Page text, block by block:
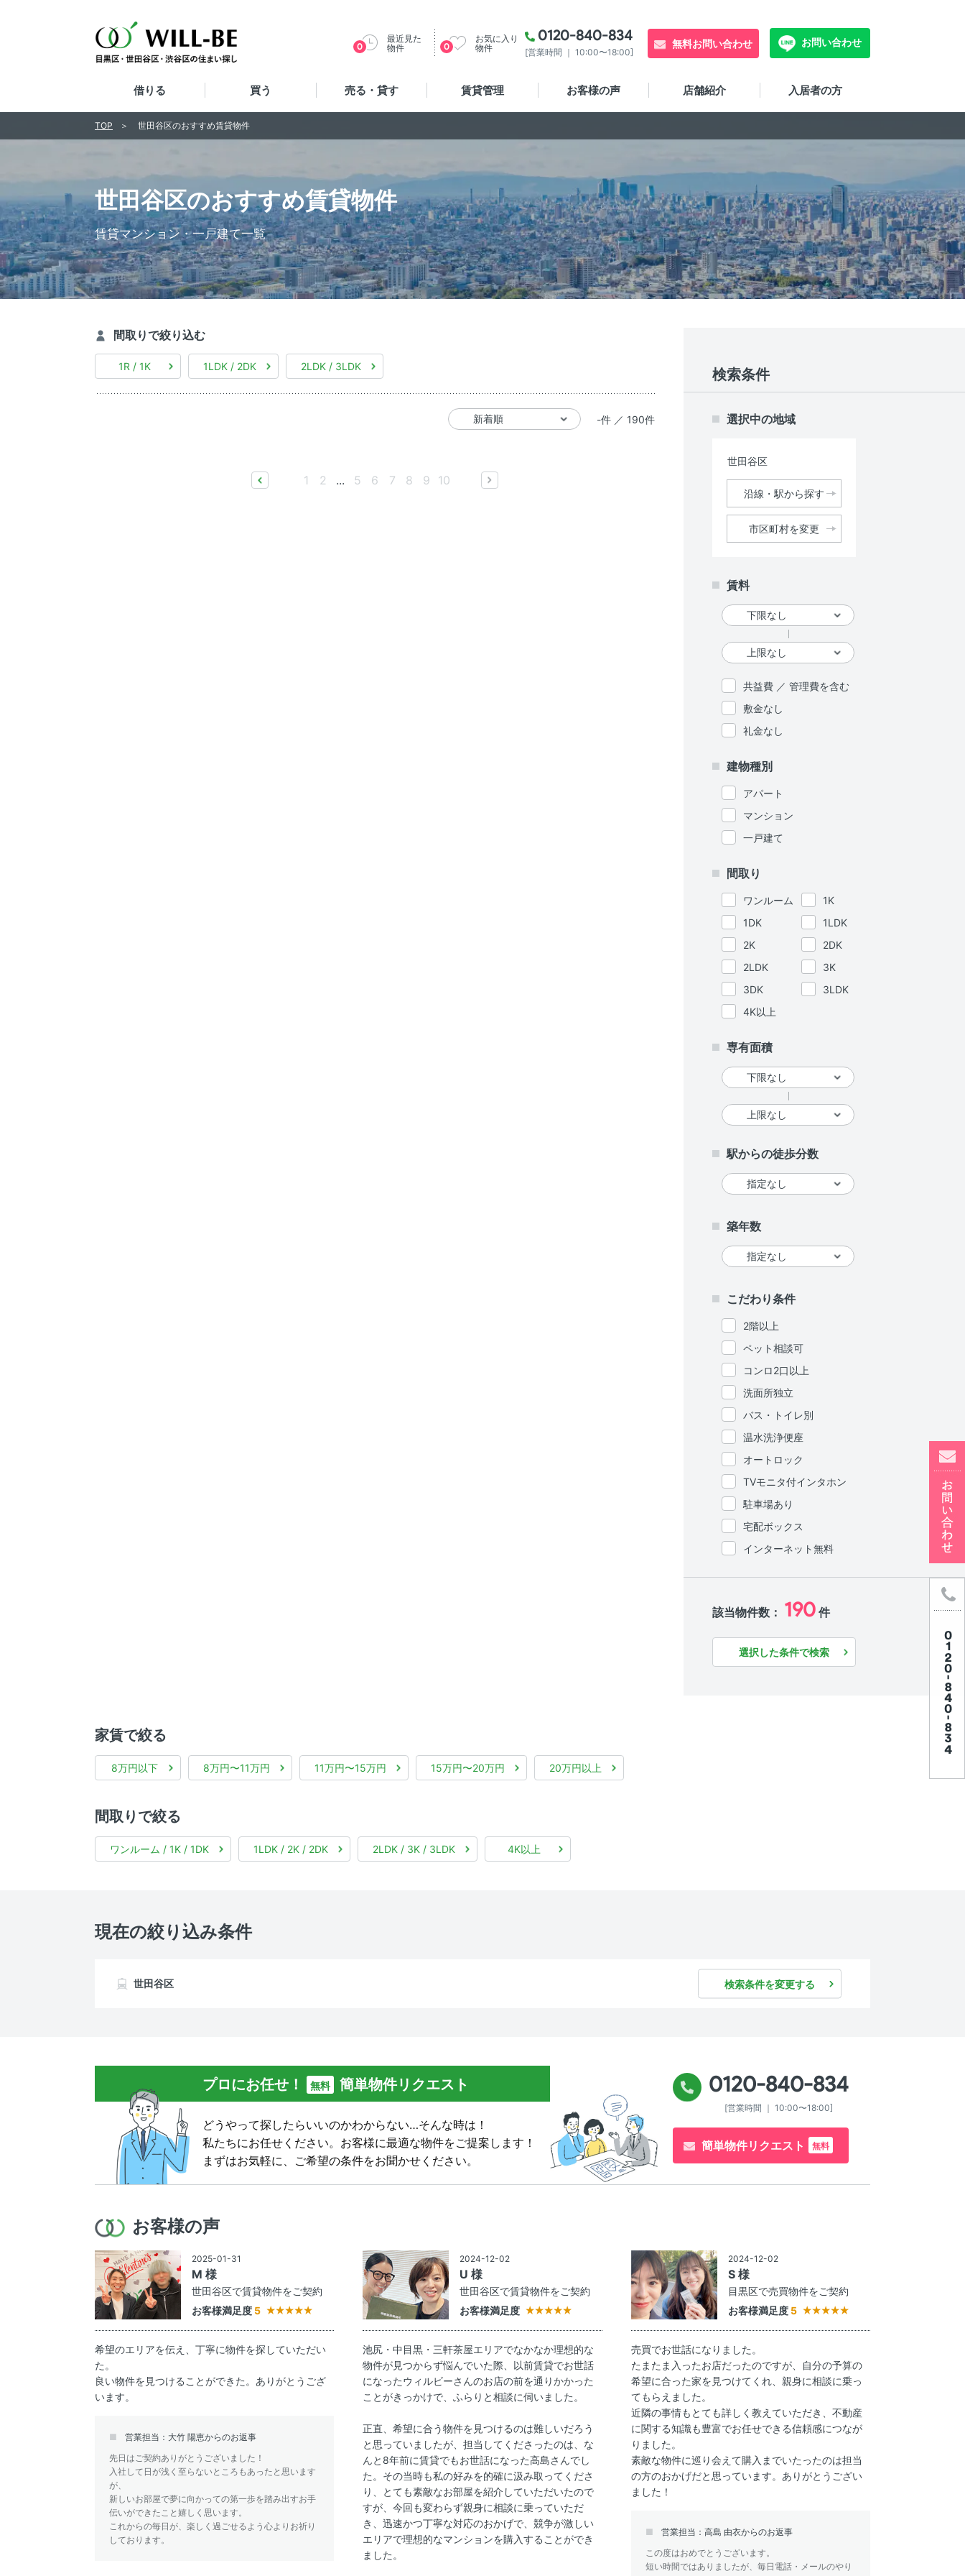
0120-840-834
[営業時間 ｜ 10:00〜18:00]
無料お問い合わせ お問い合わせ
最近見た
物件
0
お気に入り
物件
0
借りる 買う 売る・貸す 賃貸管理 お客様の声 店舗紹介 入居者の方
世田谷区のおすすめ賃貸物件
賃貸マンション・一戸建て一覧
間取りで絞り込む
1R / 1K 1LDK / 2DK 2LDK / 3LDK
-件 ／ 190件
prev1 2 ... 5 6 7 8 9 10
検索条件
選択中の地域
世田谷区
沿線・駅から探す
市区町村を変更
賃料
共益費 ／ 管理費を含む
敷金なし
礼金なし
建物種別
アパート
マンション
一戸建て
間取り
ワンルーム
1K
1DK
1LDK
2K
2DK
2LDK
3K
3DK
3LDK
4K以上
専有面積
駅からの徒歩分数
築年数
こだわり条件
2階以上
ペット相談可
コンロ2口以上
洗面所独立
バス・トイレ別
温水洗浄便座
オートロック
TVモニタ付インタホン
駐車場あり
宅配ボックス
インターネット無料
該当物件数： 190 件
選択した条件で検索
家賃で絞る
8万円以下 8万円〜11万円 11万円〜15万円 15万円〜20万円 20万円以上
間取りで絞る
ワンルーム / 1K / 1DK 1LDK / 2K / 2DK 2LDK / 3K / 3LDK 4K以上
現在の絞り込み条件
世田谷区 検索条件を変更する
プロにお任せ！ 無料 簡単物件リクエスト
どうやって探したらいいのかわからない…そんな時は！
私たちにお任せください。 お客様に最適な物件をご提案します！
まずはお気軽に、ご希望の条件をお聞かせください。
0120-840-834
[営業時間 ｜ 10:00〜18:00]
簡単物件リクエスト 無料
お客様の声
2025-01-31
M 様
世田谷区で賃貸物件をご契約
お客様満足度 5
希望のエリアを伝え、丁寧に物件を探していただい
た。
良い物件を見つけることができた。ありがとうござ
います。
営業担当：大竹 陽恵からのお返事
先日はご契約ありがとうございました！
入社して日が浅く至らないところもあったと思います
が、
新しいお部屋で夢に向かっての第一歩を踏み出すお手
伝いができたこと嬉しく思います。
これからの毎日が、楽しく過ごせるよう心よりお祈り
しております。
2024-12-02
U 様
世田谷区で賃貸物件をご契約
お客様満足度
池尻・中目黒・三軒茶屋エリアでなかなか理想的な
物件が見つからず悩んでいた際、以前賃貸でお世話
になったウィルビーさんのお店の前を通りかかった
ことがきっかけで、ふらりと相談に伺いました。
正直、希望に合う物件を見つけるのは難しいだろう
と思っていましたが、担当してくださったのは、な
んと8年前に賃貸でもお世話になった高島さんでし
た。その当時も私の好みを的確に汲み取ってくださ
り、とても素敵なお部屋を紹介していただいたので
すが、今回も変わらず親身に相談に乗っていただ
き、迅速かつ丁寧な対応のおかげで、競争が激しい
エリアで理想的なマンションを購入することができ
ました。
2024-12-02
S 様
目黒区で売買物件をご契約
お客様満足度 5
売買でお世話になりました。
たまたま入ったお店だったのですが、自分の予算の
希望に合った家を見つけてくれ、親身に相談に乗っ
てもらえました。
近隣の事情もとても詳しく教えていただき、不動産
に関する知識も豊富でお任せできる信頼感につなが
りました。
素敵な物件に巡り会えて購入までいたったのは担当
の方のおかげだと思っています。ありがとうござい
ました！
営業担当：高島 由衣からのお返事
この度はおめでとうございます。
短い時間ではありましたが、毎日電話・メールのやり
TOP 世田谷区のおすすめ賃貸物件